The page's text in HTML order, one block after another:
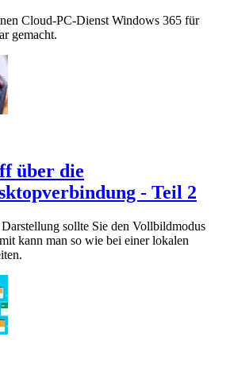
Cloud-PC-Dienst Windows 365 für
gemacht.
über die
- Teil 2
sollte Sie den Vollbildmodus
kann man so wie bei einer lokalen